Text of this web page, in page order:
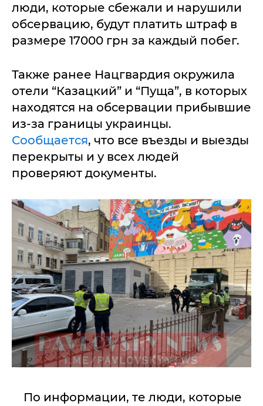
люди, которые сбежали и нарушили
обсервацию, будут платить штраф в
размере 17000 грн за каждый побег.
Также ранее Нацгвардия окружила
отели “Казацкий” и “Пуща”, в которых
находятся на обсервации прибывшие
из-за границы украинцы.
Сообщается, что все въезды и выезды
перекрыты и у всех людей
проверяют документы.
По информации, те люди, которые